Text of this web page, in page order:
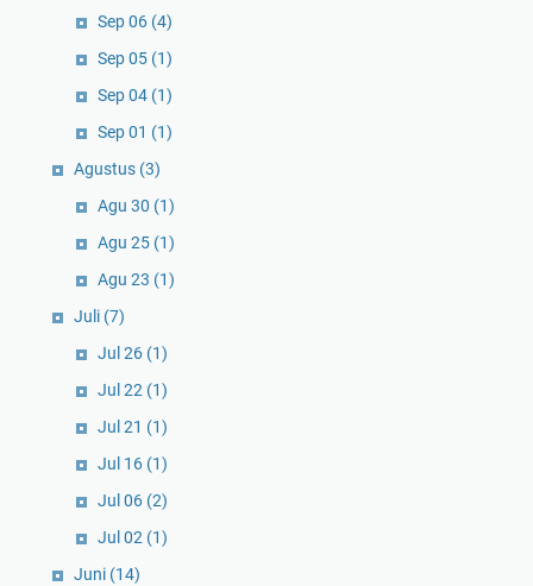
Sep 06 (4)
Sep 05 (1)
Sep 04 (1)
Sep 01 (1)
Agustus (3)
Agu 30 (1)
Agu 25 (1)
Agu 23 (1)
Juli (7)
Jul 26 (1)
Jul 22 (1)
Jul 21 (1)
Jul 16 (1)
Jul 06 (2)
Jul 02 (1)
Juni (14)